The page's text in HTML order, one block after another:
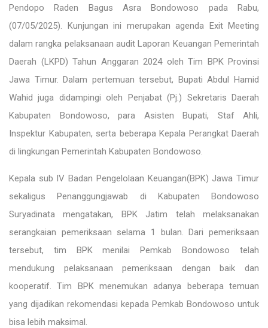
Pendopo Raden Bagus Asra Bondowoso pada Rabu,
(07/05/2025). Kunjungan ini merupakan agenda Exit Meeting
dalam rangka pelaksanaan audit Laporan Keuangan Pemerintah
Daerah (LKPD) Tahun Anggaran 2024 oleh Tim BPK Provinsi
Jawa Timur. Dalam pertemuan tersebut, Bupati Abdul Hamid
Wahid juga didampingi oleh Penjabat (Pj.) Sekretaris Daerah
Kabupaten Bondowoso, para Asisten Bupati, Staf Ahli,
Inspektur Kabupaten, serta beberapa Kepala Perangkat Daerah
di lingkungan Pemerintah Kabupaten Bondowoso.
Kepala sub IV Badan Pengelolaan Keuangan(BPK) Jawa Timur
sekaligus Penanggungjawab di Kabupaten Bondowoso
Suryadinata mengatakan, BPK Jatim telah melaksanakan
serangkaian pemeriksaan selama 1 bulan. Dari pemeriksaan
tersebut, tim BPK menilai Pemkab Bondowoso telah
mendukung pelaksanaan pemeriksaan dengan baik dan
kooperatif. Tim BPK menemukan adanya beberapa temuan
yang dijadikan rekomendasi kepada Pemkab Bondowoso untuk
bisa lebih maksimal.